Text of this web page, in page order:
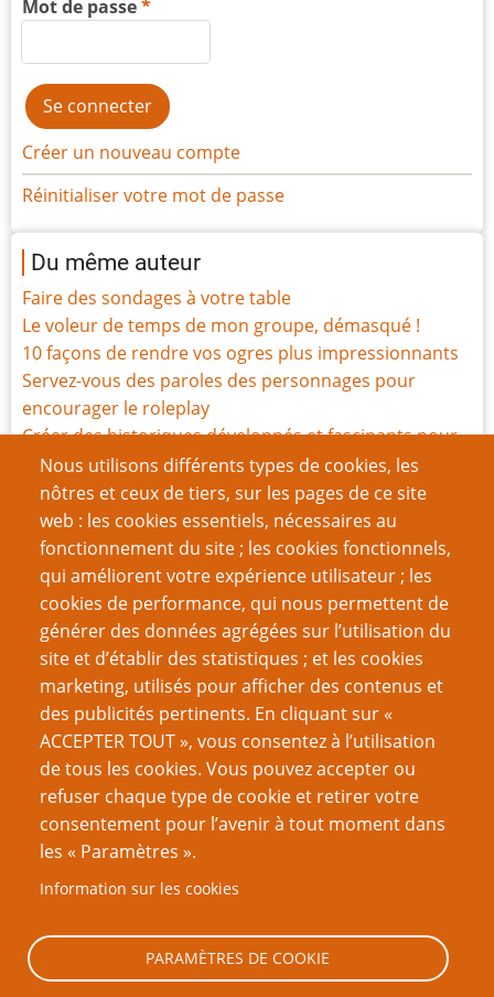
Nous utilisons différents types de cookies, les
nôtres et ceux de tiers, sur les pages de ce site
web : les cookies essentiels, nécessaires au
fonctionnement du site ; les cookies fonctionnels,
qui améliorent votre expérience utilisateur ; les
cookies de performance, qui nous permettent de
générer des données agrégées sur l’utilisation du
site et d’établir des statistiques ; et les cookies
marketing, utilisés pour afficher des contenus et
des publicités pertinents. En cliquant sur «
ACCEPTER TOUT », vous consentez à l’utilisation
de tous les cookies. Vous pouvez accepter ou
refuser chaque type de cookie et retirer votre
consentement pour l’avenir à tout moment dans
les « Paramètres ».
Information sur les cookies
PARAMÈTRES DE COOKIE
Mot de passe
Créer un nouveau compte
Réinitialiser votre mot de passe
Du même auteur
Faire des sondages à votre table
Le voleur de temps de mon groupe, démasqué !
10 façons de rendre vos ogres plus impressionnants
Servez-vous des paroles des personnages pour
encourager le roleplay
Créer des historiques développés et fascinants pour
vos objets magiques
Dites oui, mais n’y passez pas des heures
Créez des objets magiques géniaux en seulement
trois minutes
Tactiques diaboliques contre PJ narcoleptiques
Comment gérer les joueurs qui refusent les décisions
du maître de jeu
Interpréter des PNJ assassins
Pagination 1
Page
suivante
››
VOUS AIMEREZ AUSSI
Tuer : pas si facile qu'il n'y paraît
Vous êtes aux commandes - Montrez-le !